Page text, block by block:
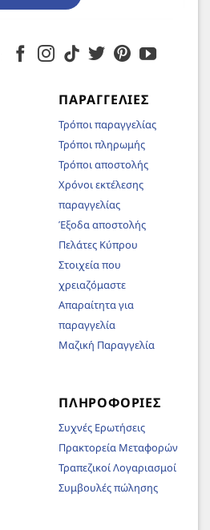
ΠΑΡΑΓΓΕΛΊΕΣ
Τρόποι παραγγελίας
Τρόποι πληρωμής
Τρόποι αποστολής
Χρόνοι εκτέλεσης
παραγγελίας
Έξοδα αποστολής
Πελάτες Κύπρου
Στοιχεία που
χρειαζόμαστε
Απαραίτητα για
παραγγελία
Μαζική Παραγγελία
ΠΛΗΡΟΦΟΡΊΕΣ
Συχνές Ερωτήσεις
Πρακτορεία Μεταφορών
Τραπεζικοί Λογαριασμοί
Συμβουλές πώλησης